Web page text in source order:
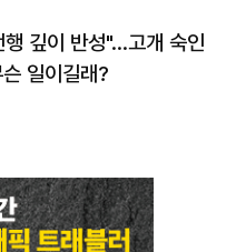
행 깊이 반성"…고개 숙인
일이길래?